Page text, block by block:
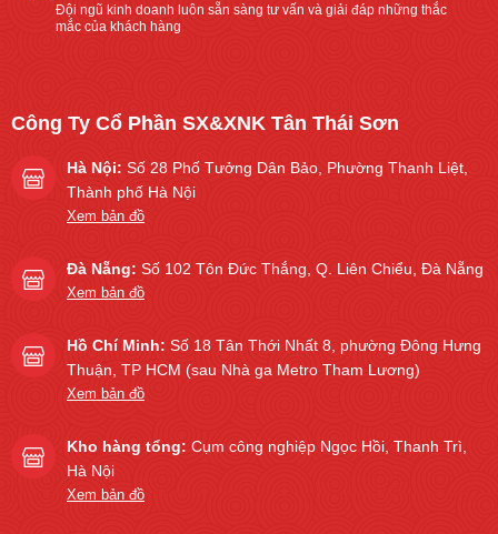
Đội ngũ kinh doanh luôn sẵn sàng tư vấn và giải đáp những thắc
mắc của khách hàng
Công Ty Cổ Phần SX&XNK Tân Thái Sơn
Hà Nội: Số 28 Phố Tưởng Dân Bảo, Phường Thanh Liệt,
Thành phố Hà Nội
Xem bản đồ
Đà Nẵng: Số 102 Tôn Đức Thắng, Q. Liên Chiểu, Đà Nẵng
Xem bản đồ
Hồ Chí Minh: Số 18 Tân Thới Nhất 8, phường Đông Hưng
Thuận, TP HCM (sau Nhà ga Metro Tham Lương)
Xem bản đồ
Kho hàng tổng: Cụm công nghiệp Ngọc Hồi, Thanh Trì,
Hà Nội
Xem bản đồ